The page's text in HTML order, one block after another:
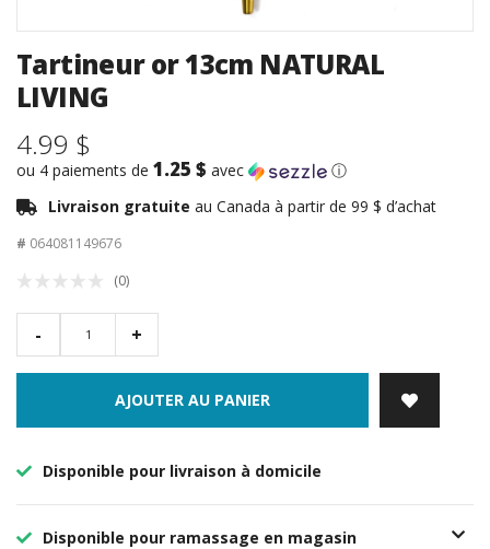
Tartineur or 13cm NATURAL
LIVING
4.99 $
ou 4 paiements de 1.25 $ avec
ⓘ
Livraison gratuite au Canada à partir de 99 $ d’achat
# 064081149676
(0)
- +
AJOUTER AU PANIER
Disponible pour livraison à domicile
Disponible pour ramassage en magasin